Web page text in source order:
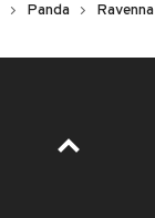
Panda Ravenna